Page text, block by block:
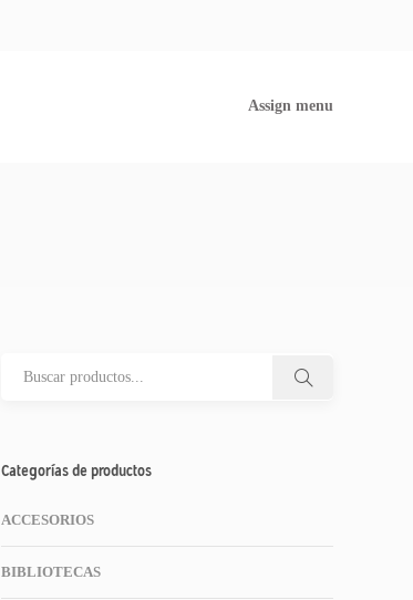
Assign menu
Categorías de productos
ACCESORIOS
BIBLIOTECAS